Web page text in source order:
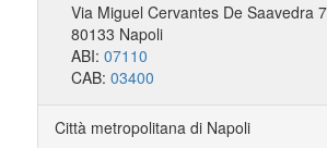
Via Miguel Cervantes De Saavedra
80133 Napoli
ABI: 07110
CAB: 03400
Città metropolitana di Napoli